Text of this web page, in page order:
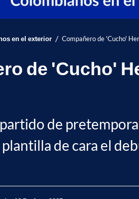
en el exterior / Compañero de 'Cucho'
de 'Cucho'
de
de cara el